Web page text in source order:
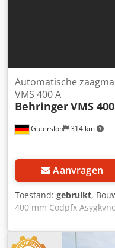
Gütersloh 314 km
Automatische
VMS 400 A
BehringerVMS
Aanvragen
Toestand: gebruikt,
400 mm Codpfx
120 mm Zaagbereik vlak
30°: 100 x 100 mm
Zaagbereik rond 45°: